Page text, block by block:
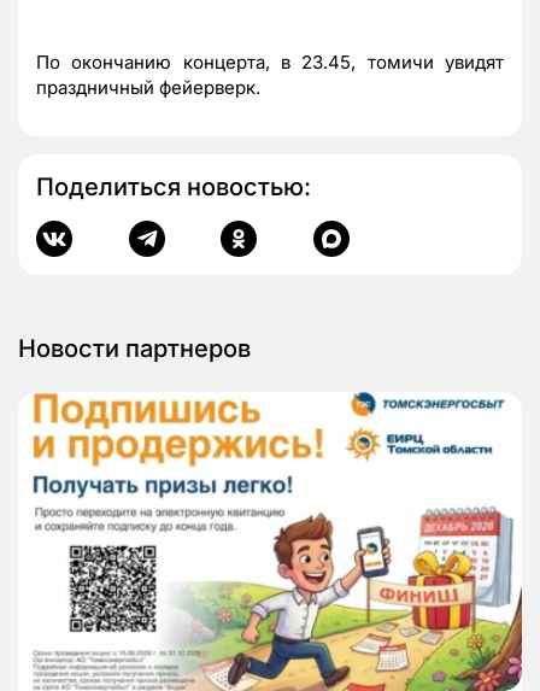
По окончанию концерта, в 23.45, томичи увидят
праздничный фейерверк.
Поделиться новостью:
Новости партнеров